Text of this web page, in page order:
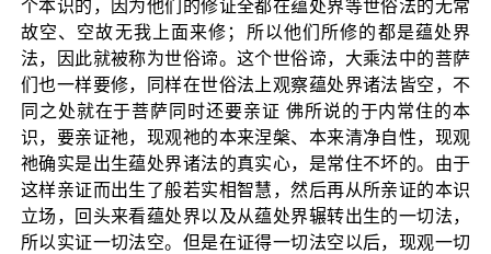
个本识的，因为他们的修证全都在蕴处界等世俗法的无常
故空、空故无我上面来修；所以他们所修的都是蕴处界
法，因此就被称为世俗谛。这个世俗谛，大乘法中的菩萨
们也一样要修，同样在世俗法上观察蕴处界诸法皆空，不
同之处就在于菩萨同时还要亲证 佛所说的于内常住的本
识，要亲证祂，现观祂的本来涅槃、本来清净自性，现观
祂确实是出生蕴处界诸法的真实心，是常住不坏的。由于
这样亲证而出生了般若实相智慧，然后再从所亲证的本识
立场，回头来看蕴处界以及从蕴处界辗转出生的一切法，
所以实证一切法空。但是在证得一切法空以后，现观一切